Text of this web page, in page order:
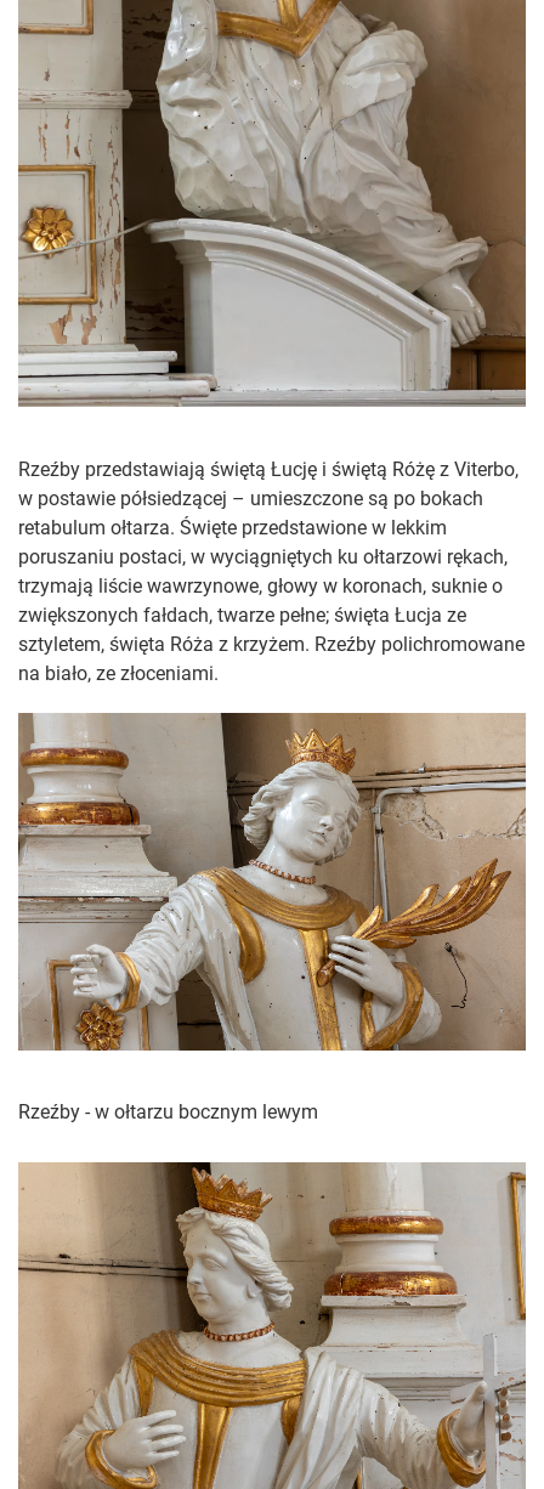
Rzeźby przedstawiają świętą Łucję i świętą Różę z Viterbo,
w postawie półsiedzącej – umieszczone są po bokach
retabulum ołtarza. Święte przedstawione w lekkim
poruszaniu postaci, w wyciągniętych ku ołtarzowi rękach,
trzymają liście wawrzynowe, głowy w koronach, suknie o
zwiększonych fałdach, twarze pełne; święta Łucja ze
sztyletem, święta Róża z krzyżem. Rzeźby polichromowane
na biało, ze złoceniami.
Rzeźby - w ołtarzu bocznym lewym